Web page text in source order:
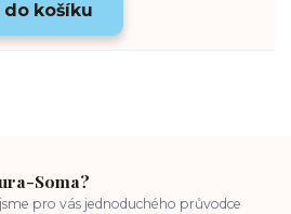
do košíku
Soma?
pro vás jednoduchého průvodce